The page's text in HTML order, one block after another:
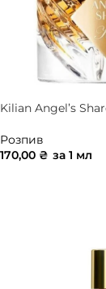
Kilian Angel’s
Розпив
170,00 ₴ за 1 мл